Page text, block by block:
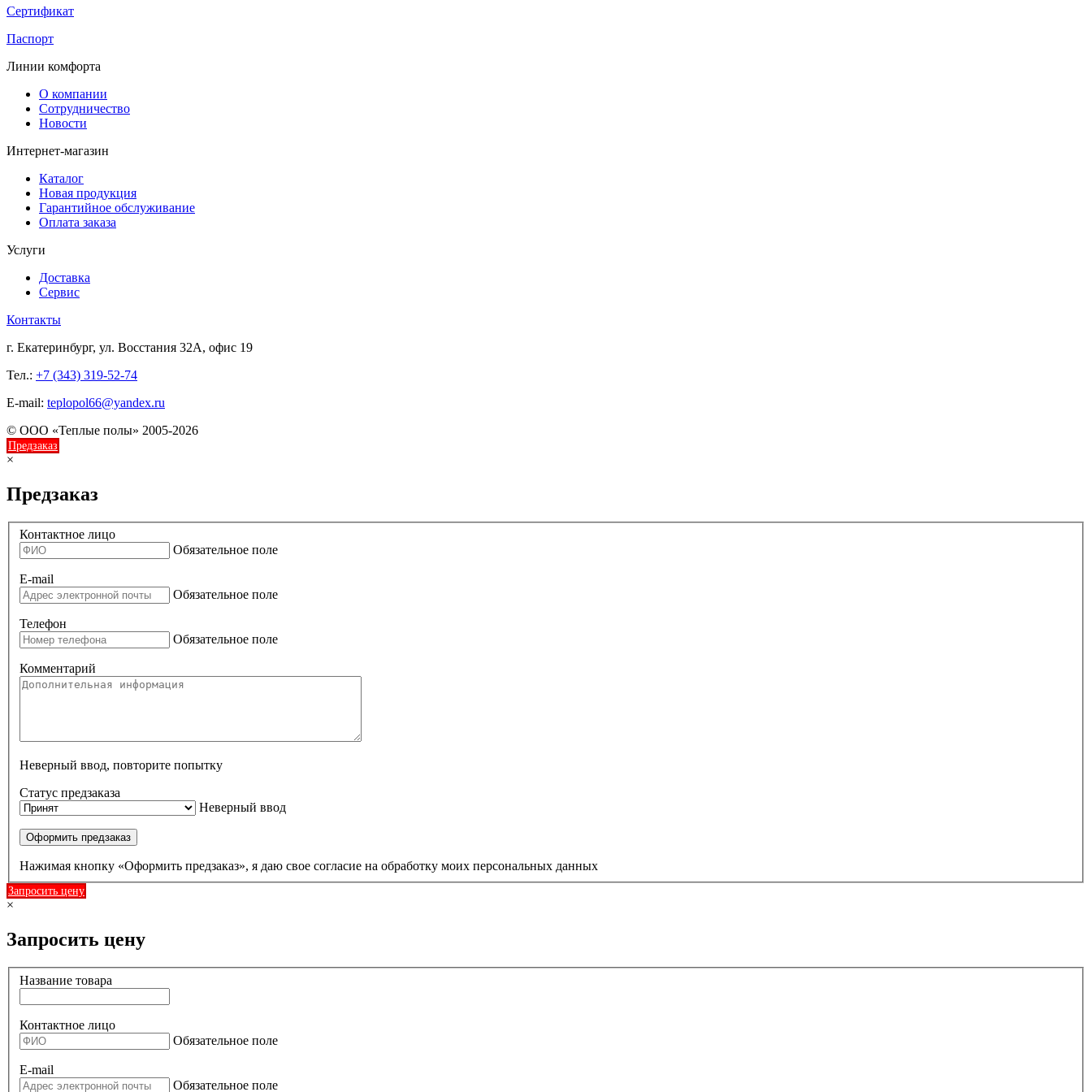
Сертификат
Паспорт
Линии комфорта
О компании
Сотрудничество
Новости
Интернет-магазин
Каталог
Новая продукция
Гарантийное обслуживание
Оплата заказа
Услуги
Доставка
Сервис
Контакты
г. Екатеринбург, ул. Восстания 32А, офис 19
Тел.: +7 (343) 319-52-74
E-mail: teplopol66@yandex.ru
© ООО «Теплые полы» 2005-2026
Предзаказ
×
Предзаказ
Контактное лицо
Обязательное поле
E-mail
Обязательное поле
Телефон
Обязательное поле
Комментарий
Неверный ввод, повторите попытку
Статус предзаказа
Неверный ввод
Оформить предзаказ
Нажимая кнопку «Оформить предзаказ», я даю свое согласие на обработку моих персональных данных
Запросить цену
×
Запросить цену
Название товара
Контактное лицо
Обязательное поле
E-mail
Обязательное поле